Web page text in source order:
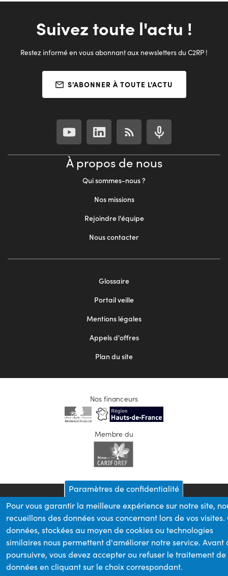
Suivez toute l'actu !
Restez informé en vous abonnant aux newsletters du C2RP !
S'ABONNER À TOUTE L'ACTU
À propos de nous
Qui sommes-nous ?
Nos missions
Rejoindre l'équipe
Nous contacter
Glossaire
Portail veille
Mentions légales
Appels d'offres
Plan du site
Nos financeurs
Membre du
Paramètres de confidentialité
Pour vous garantir la meilleure expérience sur notre site,
recueillons des données vous concernant lors de vos visites.
données, stockées au moyen de cookies ou technologies
similaires nous permettent d'améliorer notre service. Avant
poursuivre, vous devez accepter ou refuser le traitement de
données en cliquant sur le choix correspondant.